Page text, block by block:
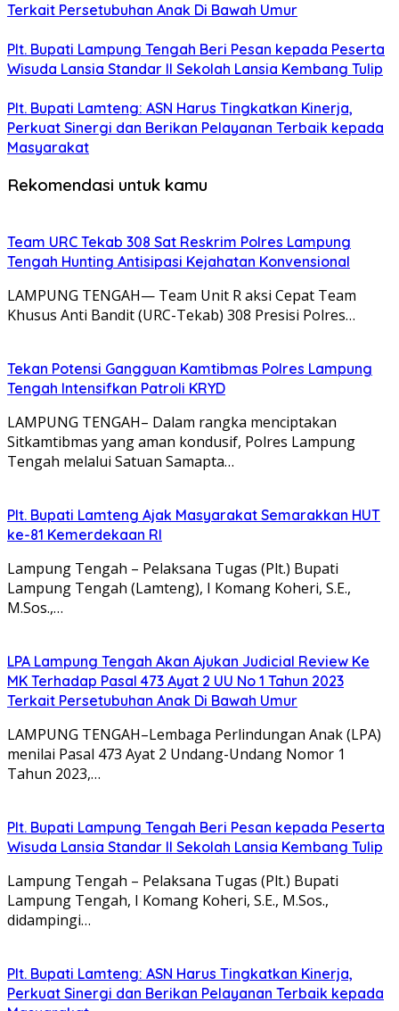
Terkait Persetubuhan Anak Di Bawah Umur
Plt. Bupati Lampung Tengah Beri Pesan kepada Peserta
Wisuda Lansia Standar II Sekolah Lansia Kembang Tulip
Plt. Bupati Lamteng: ASN Harus Tingkatkan Kinerja,
Perkuat Sinergi dan Berikan Pelayanan Terbaik kepada
Masyarakat
Rekomendasi untuk kamu
Team URC Tekab 308 Sat Reskrim Polres Lampung
Tengah Hunting Antisipasi Kejahatan Konvensional
LAMPUNG TENGAH— Team Unit R aksi Cepat Team
Khusus Anti Bandit (URC-Tekab) 308 Presisi Polres…
Tekan Potensi Gangguan Kamtibmas Polres Lampung
Tengah Intensifkan Patroli KRYD
LAMPUNG TENGAH– Dalam rangka menciptakan
Sitkamtibmas yang aman kondusif, Polres Lampung
Tengah melalui Satuan Samapta…
Plt. Bupati Lamteng Ajak Masyarakat Semarakkan HUT
ke-81 Kemerdekaan RI
Lampung Tengah – Pelaksana Tugas (Plt.) Bupati
Lampung Tengah (Lamteng), I Komang Koheri, S.E.,
M.Sos.,…
LPA Lampung Tengah Akan Ajukan Judicial Review Ke
MK Terhadap Pasal 473 Ayat 2 UU No 1 Tahun 2023
Terkait Persetubuhan Anak Di Bawah Umur
LAMPUNG TENGAH–Lembaga Perlindungan Anak (LPA)
menilai Pasal 473 Ayat 2 Undang-Undang Nomor 1
Tahun 2023,…
Plt. Bupati Lampung Tengah Beri Pesan kepada Peserta
Wisuda Lansia Standar II Sekolah Lansia Kembang Tulip
Lampung Tengah – Pelaksana Tugas (Plt.) Bupati
Lampung Tengah, I Komang Koheri, S.E., M.Sos.,
didampingi…
Plt. Bupati Lamteng: ASN Harus Tingkatkan Kinerja,
Perkuat Sinergi dan Berikan Pelayanan Terbaik kepada